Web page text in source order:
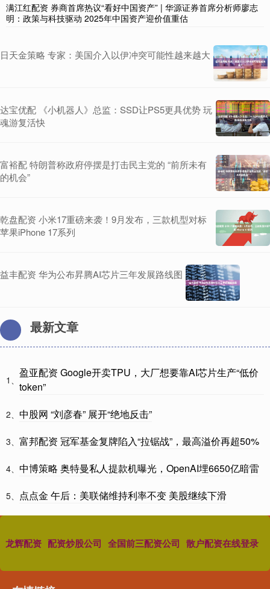
满江红配资 券商首席热议“看好中国资产” | 华源证券首席分析师廖志
明：政策与科技驱动 2025年中国资产迎价值重估
日天金策略 专家：美国介入以伊冲突可能性越来越大
达宝优配 《小机器人》总监：SSD让PS5更具优势 玩
魂游复活快
富裕配 特朗普称政府停摆是打击民主党的 “前所未有
的机会”
乾盘配资 小米17重磅来袭！9月发布，三款机型对标
苹果iPhone 17系列
益丰配资 华为公布昇腾AI芯片三年发展路线图
最新文章
1、
盈亚配资 Google开卖TPU，大厂想要靠AI芯片生产“低价
token”
2、 中股网 “刘彦春” 展开“绝地反击”
3、 富邦配资 冠军基金复牌陷入“拉锯战”，最高溢价再超50%
4、 中博策略 奥特曼私人提款机曝光，OpenAI埋6650亿暗雷
5、 点点金 午后：美联储维持利率不变 美股继续下滑
龙辉配资 配资炒股公司 全国前三配资公司 散户配资在线登录